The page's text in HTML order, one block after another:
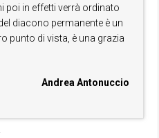
poi in effetti verrà ordinato
diacono permanente è un
punto di vista, è una grazia
Andrea Antonuccio